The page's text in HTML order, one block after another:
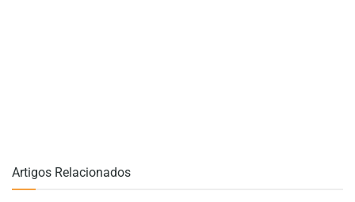
Artigos Relacionados